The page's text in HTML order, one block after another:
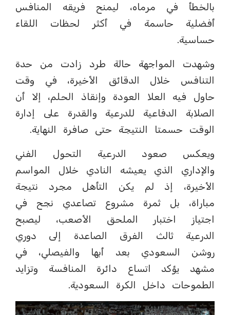
بالخطأ في مرماه، ليمنح فريقه المنافس
أفضلية حاسمة في أكثر لحظات اللقاء
حساسية.
وشهدت المواجهة حالة طرد زادت من حدة
التنافس خلال الدقائق الأخيرة، في وقت
حاول فيه العلا العودة وإنقاذ الحلم، إلا أن
الصلابة الدفاعية للدرعية والقدرة على إدارة
الوقت حسمتا النتيجة حتى صافرة النهاية.
ويعكس صعود الدرعية التحول الفني
والإداري الذي يعيشه النادي خلال المواسم
الأخيرة، إذ لم يكن التأهل مجرد نتيجة
مباراة، بل ثمرة مشروع تصاعدي نجح في
اجتياز اختبار الملحق الأصعب، ليصبح
الدرعية ثالث الفرق الصاعدة إلى دوري
روشن السعودي بعد أبها والفيصلي، في
مشهد يؤكد اتساع دائرة المنافسة وتزايد
الطموحات داخل الكرة السعودية.